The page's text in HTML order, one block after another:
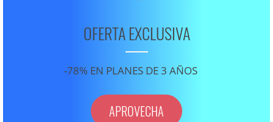
OFERTA EXCLUSIVA
-78% EN PLANES DE 3 AÑOS
APROVECHA